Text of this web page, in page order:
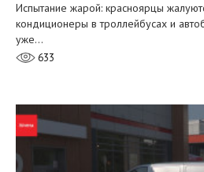
Испытание жарой: красноярцы
кондиционеры в троллейбусах и
уже…
633